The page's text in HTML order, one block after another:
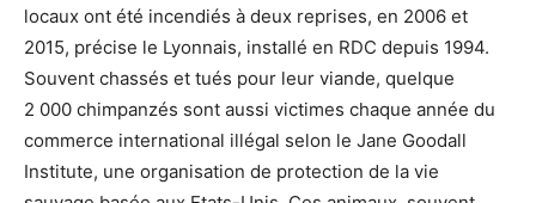
locaux ont été incendiés à deux reprises, en 2006 et
2015, précise le Lyonnais, installé en RDC depuis 1994.
Souvent chassés et tués pour leur viande, quelque
2 000 chimpanzés sont aussi victimes chaque année du
commerce international illégal selon le Jane Goodall
Institute, une organisation de protection de la vie